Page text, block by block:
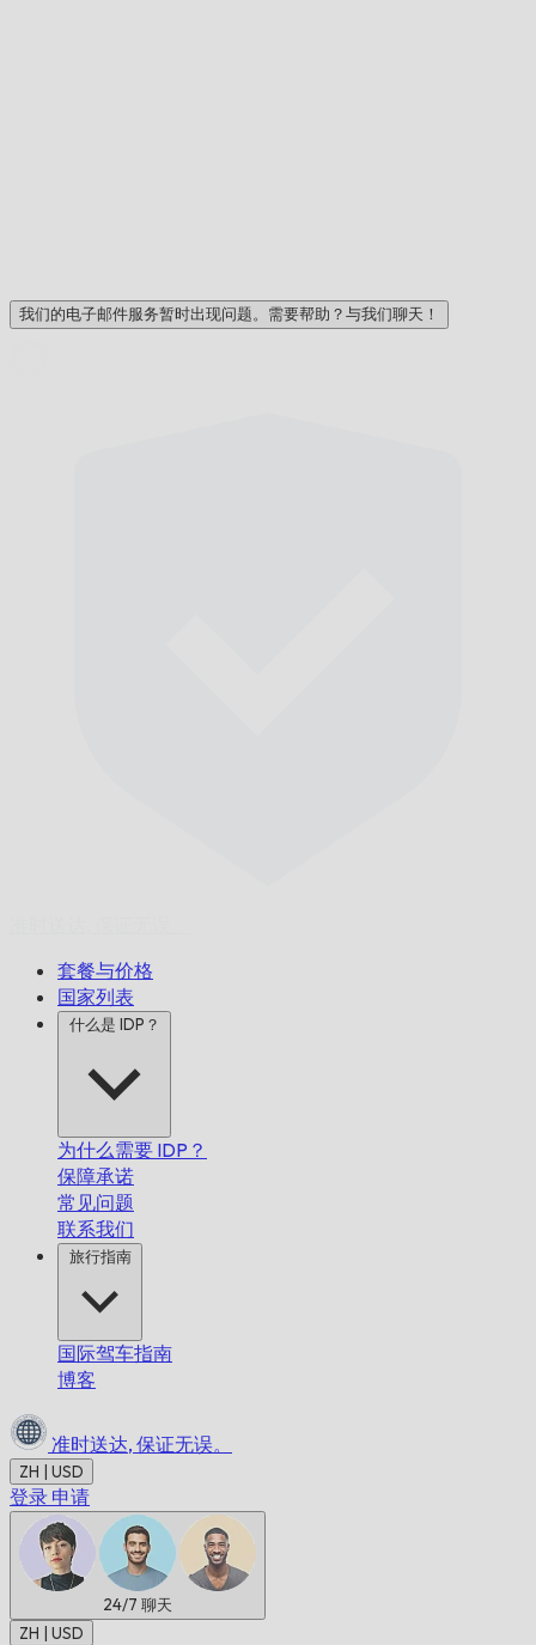
我们的电子邮件服务暂时出现问题。需要帮助？与我们聊天！
套餐与价格
国家列表
什么是 IDP？
为什么需要 IDP？
保障承诺
常见问题
联系我们
旅行指南
国际驾车指南
博客
准时送达, 保证无误。
ZH | USD
登录 申请
24/7 聊天
ZH | USD